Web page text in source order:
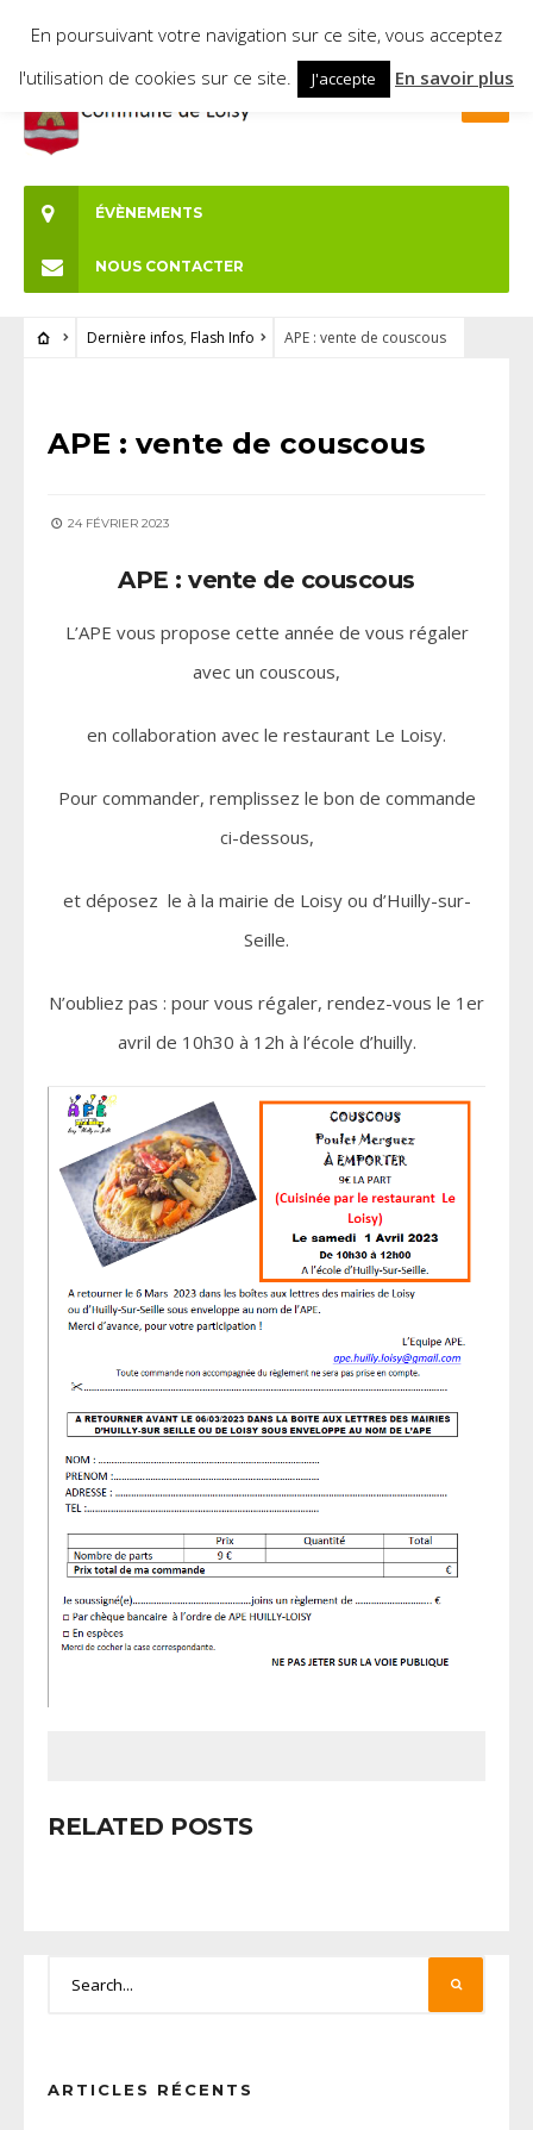
ÉVÈNEMENTS
NOUS CONTACTER
Dernière infos, Flash Info APE : vente de couscous
APE : vente de couscous
24 FÉVRIER 2023
APE : vente de couscous
L’APE vous propose cette année de vous régaler
avec un couscous,
en collaboration avec le restaurant Le Loisy.
Pour commander, remplissez le bon de commande
ci-dessous,
et déposez le à la mairie de Loisy ou d’Huilly-sur-
Seille.
N’oubliez pas : pour vous régaler, rendez-vous le 1er
avril de 10h30 à 12h à l’école d’huilly.
RELATED POSTS
ARTICLES RÉCENTS
En poursuivant votre navigation sur ce site, vous acceptez
l'utilisation de cookies sur ce site.
J'accepte En savoir plus